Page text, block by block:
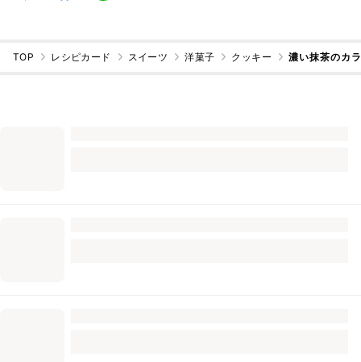
TOP レシピカード スイーツ 洋菓子 クッキー 濃い抹茶のカ